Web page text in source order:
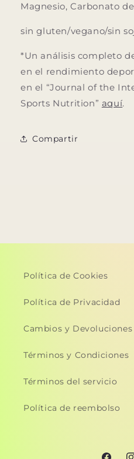
Magnesio, Carbonato
sin gluten/vegano/sin
*Un análisis completo
en el rendimiento
en el “Journal of the
Sports Nutrition” aquí.
Compartir
Política de Cookies
Política de Privacidad
Cambios y Devoluciones
Términos y Condiciones
Términos del servicio
Política de reembolso